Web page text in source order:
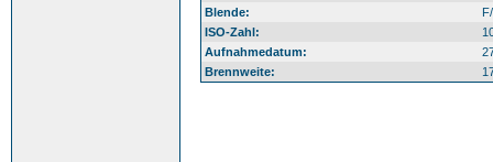
Blende:
ISO-Zahl:
Aufnahmedatum:
Brennweite: